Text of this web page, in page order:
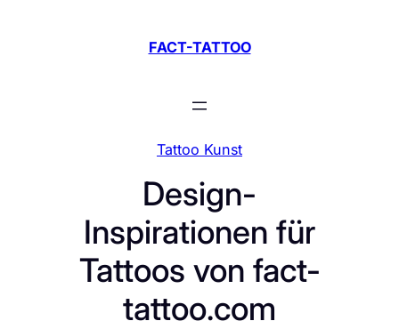
FACT-TATTOO
Tattoo Kunst
Design-
Inspirationen für
Tattoos von fact-
tattoo.com